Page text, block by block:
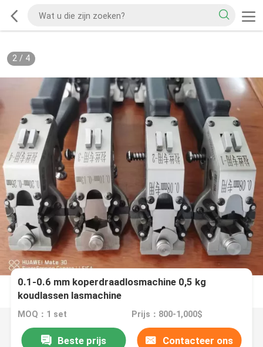
2/ 4
0.1-0.6 mm koperdraadlosmachine 0,5 kg
koudlassen lasmachine
MOQ：1 set Prijs：800-1,000$
Beste prijs Contacteer ons